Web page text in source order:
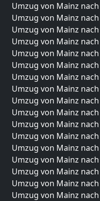
Umzug von Mainz
Umzug von Mainz
Umzug von Mainz
Umzug von Mainz
Umzug von Mainz
Umzug von Mainz
Umzug von Mainz
Umzug von Mainz
Umzug von Mainz
Umzug von Mainz
Umzug von Mainz
Umzug von Mainz
Umzug von Mainz
Umzug von Mainz
Umzug von Mainz
Umzug von Mainz
Umzug von Mainz